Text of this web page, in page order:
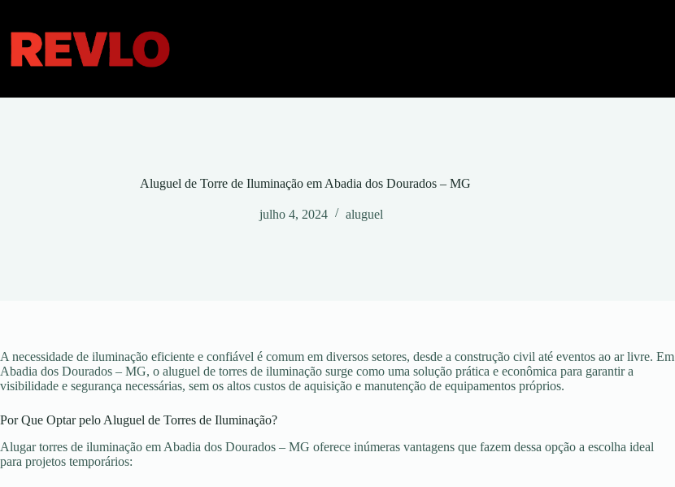
conteúdo
Aluguel de Torre de Iluminação em Abadia dos Dourados – MG
julho 4, 2024 aluguel
A necessidade de iluminação eficiente e confiável é comum em diversos setores, desde a construção civil até eventos ao ar livre. Em
Abadia dos Dourados – MG, o aluguel de torres de iluminação surge como uma solução prática e econômica para garantir a
visibilidade e segurança necessárias, sem os altos custos de aquisição e manutenção de equipamentos próprios.
Por Que Optar pelo Aluguel de Torres de Iluminação?
Alugar torres de iluminação em Abadia dos Dourados – MG oferece inúmeras vantagens que fazem dessa opção a escolha ideal
para projetos temporários: